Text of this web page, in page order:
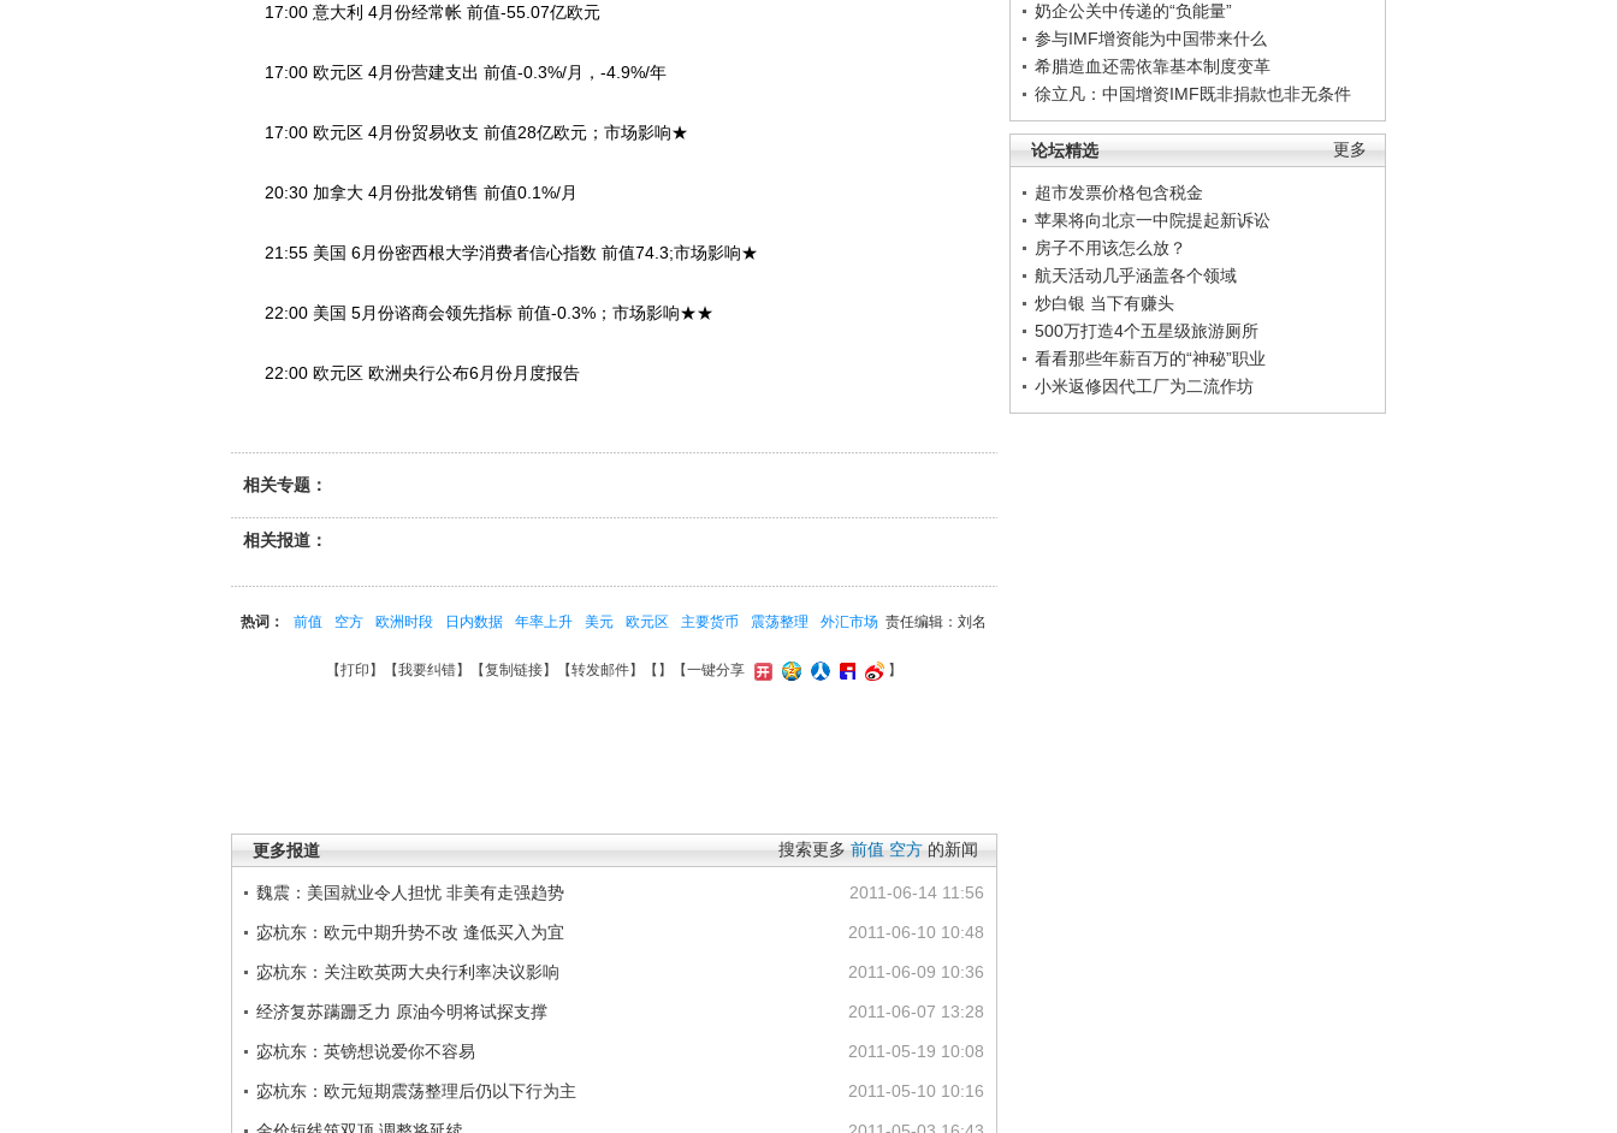
奶企公关中传递的“负能量”
参与IMF增资能为中国带来什么
希腊造血还需依靠基本制度变革
徐立凡：中国增资IMF既非捐款也非无条件
更多
论坛精选
超市发票价格包含税金
苹果将向北京一中院提起新诉讼
房子不用该怎么放？
航天活动几乎涵盖各个领域
炒白银 当下有赚头
500万打造4个五星级旅游厕所
看看那些年薪百万的“神秘”职业
小米返修因代工厂为二流作坊
17:00 意大利 4月份经常帐 前值-55.07亿欧元
17:00 欧元区 4月份营建支出 前值-0.3%/月，-4.9%/年
17:00 欧元区 4月份贸易收支 前值28亿欧元；市场影响★
20:30 加拿大 4月份批发销售 前值0.1%/月
21:55 美国 6月份密西根大学消费者信心指数 前值74.3;市场影响★
22:00 美国 5月份谘商会领先指标 前值-0.3%；市场影响★★
22:00 欧元区 欧洲央行公布6月份月度报告
相关专题：
相关报道：
责任编辑：刘名
热词： 前值 空方 欧洲时段 日内数据 年率上升 美元 欧元区 主要货币 震荡整理 外汇市场
【打印 】【我要纠错】【复制链接】【转发邮件】【 】 【一键分享 】
搜索更多 前值 空方 的新闻
更多报道
2011-06-14 11:56
魏震：美国就业令人担忧 非美有走强趋势
2011-06-10 10:48
宓杭东：欧元中期升势不改 逢低买入为宜
2011-06-09 10:36
宓杭东：关注欧英两大央行利率决议影响
2011-06-07 13:28
经济复苏蹒跚乏力 原油今明将试探支撑
2011-05-19 10:08
宓杭东：英镑想说爱你不容易
2011-05-10 10:16
宓杭东：欧元短期震荡整理后仍以下行为主